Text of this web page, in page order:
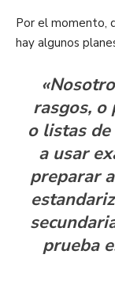
Por el momento,
hay algunos
rasgos, o
o listas de
a usar
preparar
prueba